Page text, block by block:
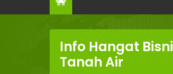
Info Hangat
Tanah Air